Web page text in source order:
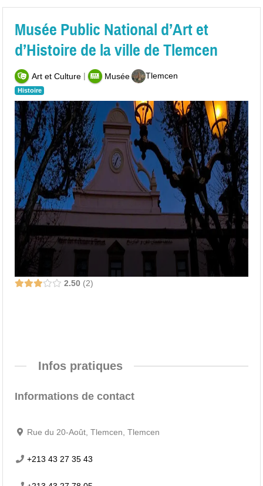
Musée Public National d’Art et
d’Histoire de la ville de Tlemcen
Art et Culture| Musée
Histoire
Tlemcen
2.50 2
Infos pratiques
Informations de contact
Rue du 20-Août, Tlemcen, Tlemcen
+213 43 27 35 43